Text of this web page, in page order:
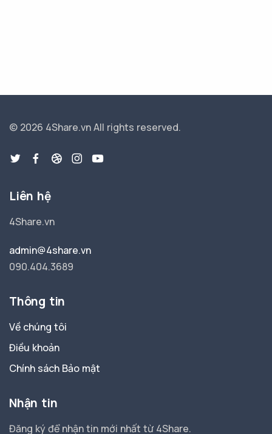
© 2026 4Share.vnAll rights reserved.
Liên hệ
4Share.vn
admin@4share.vn
090.404.3689
Thông tin
Về chúng tôi
Điều khoản
Chính sách Bảo mật
Nhận tin
Đăng ký để nhận tin mới nhất từ 4Share.